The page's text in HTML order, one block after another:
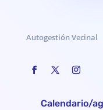
Autogestión Vecinal
Calendario/